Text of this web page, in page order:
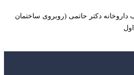
دکتر حاتمی (روبروی ساختمان